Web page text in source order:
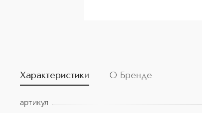
Характеристики О Бренде
артикул